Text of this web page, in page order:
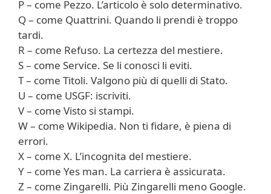
P – come Pezzo. L’articolo è solo determinativo.
Q – come Quattrini. Quando li prendi è troppo
tardi.
R – come Refuso. La certezza del mestiere.
S – come Service. Se li conosci li eviti.
T – come Titoli. Valgono più di quelli di Stato.
U – come USGF: iscriviti.
V – come Visto si stampi.
W – come Wikipedia. Non ti fidare, è piena di
errori.
X – come X. L’incognita del mestiere.
Y – come Yes man. La carriera è assicurata.
Z – come Zingarelli. Più Zingarelli meno Google.